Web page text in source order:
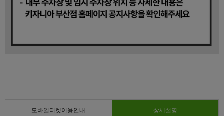
모바일티켓이용안내 상세설명